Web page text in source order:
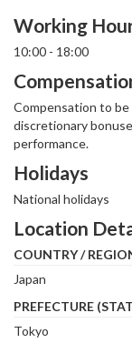
Working
10:00 - 18:00
Compensation to
discretionary
performance.
Holidays
National holidays
Location
COUNTRY /
Japan
PREFECTURE
Tokyo